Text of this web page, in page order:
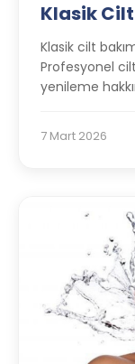
Klasik Cilt
Klasik cilt
Profesyonel
yenileme
7 Mart 2026